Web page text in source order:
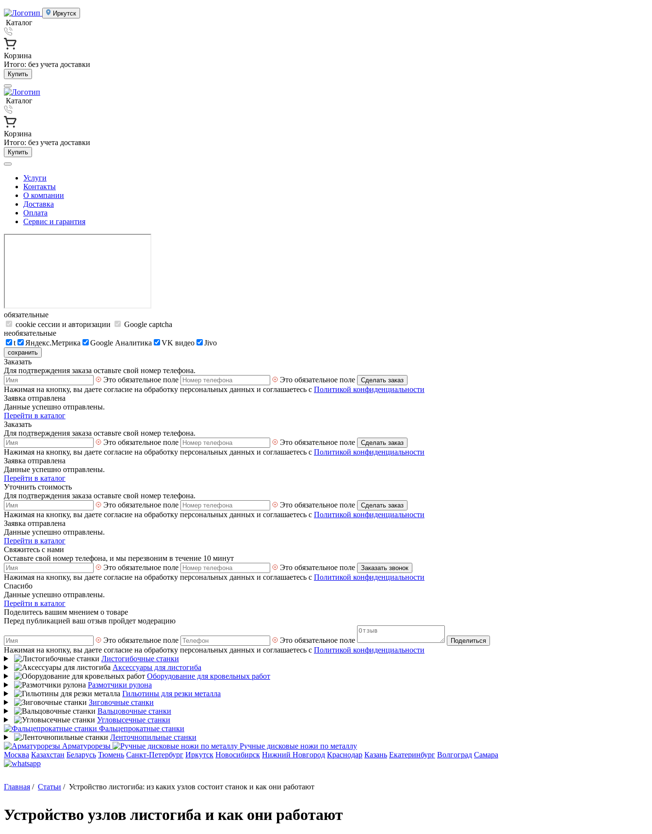
Иркутск
Каталог
Корзина
Итого: без учета доставки
Купить
Каталог
Корзина
Итого: без учета доставки
Купить
Услуги
Контакты
О компании
Доставка
Оплата
Сервис и гарантия
обязательные
cookie сессии и авторизации
Google captcha
необязательные
t
Яндекс.Метрика Google Аналитика VK видео Jivo
сохранить
Заказать
Для подтверждения заказа оставьте свой номер телефона.
Это обязательное поле
Это обязательное поле Сделать заказ
Нажимая на кнопку, вы даете согласие на обработку персональных данных и соглашаетесь с Политикой конфиденциальности
Заявка отправлена
Данные успешно отправлены.
Перейти в каталог
Заказать
Для подтверждения заказа оставьте свой номер телефона.
Это обязательное поле
Это обязательное поле Сделать заказ
Нажимая на кнопку, вы даете согласие на обработку персональных данных и соглашаетесь с Политикой конфиденциальности
Заявка отправлена
Данные успешно отправлены.
Перейти в каталог
Уточнить стоимость
Для подтверждения заказа оставьте свой номер телефона.
Это обязательное поле
Это обязательное поле Сделать заказ
Нажимая на кнопку, вы даете согласие на обработку персональных данных и соглашаетесь с Политикой конфиденциальности
Заявка отправлена
Данные успешно отправлены.
Перейти в каталог
Свяжитесь с нами
Оставьте свой номер телефона, и мы перезвоним в течение 10 минут
Это обязательное поле
Это обязательное поле Заказать звонок
Нажимая на кнопку, вы даете согласие на обработку персональных данных и соглашаетесь с Политикой конфиденциальности
Спасибо
Данные успешно отправлены.
Перейти в каталог
Поделитесь вашим мнением о товаре
Перед публикацией ваш отзыв пройдет модерацию
Это обязательное поле Это обязательное поле Поделиться
Нажимая на кнопку, вы даете согласие на обработку персональных данных и соглашаетесь с Политикой конфиденциальности
Листогибочные станки
Аксессуары для листогиба
Оборудование для кровельных работ
Размотчики рулона
Гильотины для резки металла
Зиговочные станки
Вальцовочные станки
Угловысечные станки
Фальцепрокатные станки
Ленточнопильные станки
Арматурорезы
Ручные дисковые ножи по металлу
Москва Казахстан Беларусь Тюмень Санкт-Петербург Иркутск Новосибирск Нижний Новгород Краснодар Казань Екатеринбург Волгоград Самара
Главная / Статьи / Устройство листогиба: из каких узлов состоит станок и как они работают
Устройство узлов листогиба и как они работают